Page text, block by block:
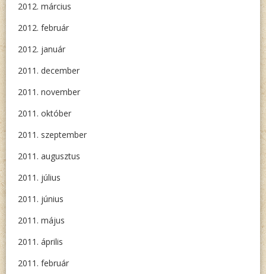
2012. március
2012. február
2012. január
2011. december
2011. november
2011. október
2011. szeptember
2011. augusztus
2011. július
2011. június
2011. május
2011. április
2011. február